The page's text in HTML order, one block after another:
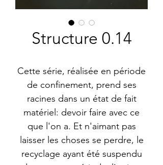
Structure 0.14
Cette série, réalisée en période
de confinement, prend ses
racines dans un état de fait
matériel: devoir faire avec ce
que l'on a. Et n'aimant pas
laisser les choses se perdre, le
recyclage ayant été suspendu